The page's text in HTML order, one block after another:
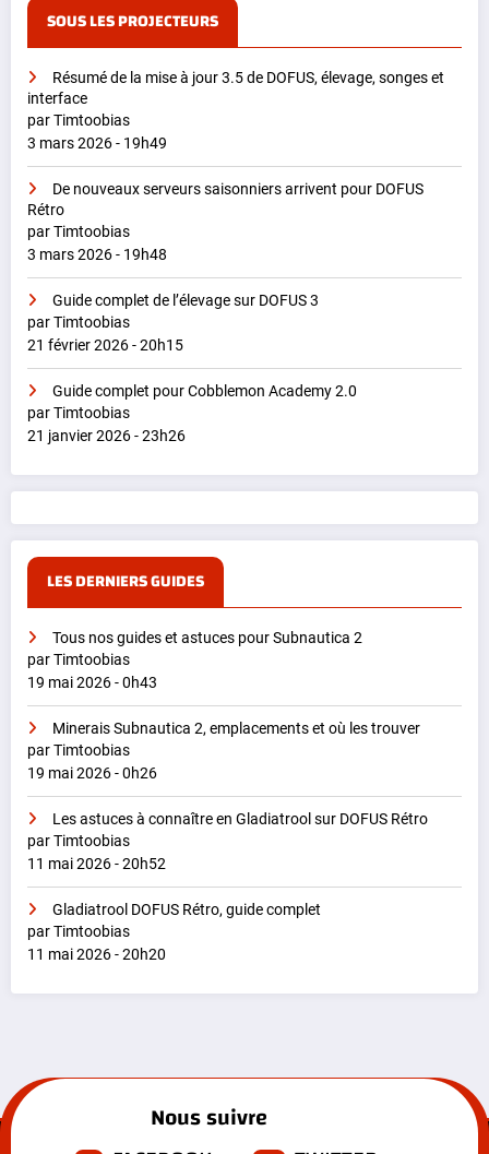
SOUS LES PROJECTEURS
Résumé de la mise à jour 3.5 de DOFUS, élevage, songes et
interface
par Timtoobias
3 mars 2026 - 19h49
De nouveaux serveurs saisonniers arrivent pour DOFUS
Rétro
par Timtoobias
3 mars 2026 - 19h48
Guide complet de l’élevage sur DOFUS 3
par Timtoobias
21 février 2026 - 20h15
Guide complet pour Cobblemon Academy 2.0
par Timtoobias
21 janvier 2026 - 23h26
LES DERNIERS GUIDES
Tous nos guides et astuces pour Subnautica 2
par Timtoobias
19 mai 2026 - 0h43
Minerais Subnautica 2, emplacements et où les trouver
par Timtoobias
19 mai 2026 - 0h26
Les astuces à connaître en Gladiatrool sur DOFUS Rétro
par Timtoobias
11 mai 2026 - 20h52
Gladiatrool DOFUS Rétro, guide complet
par Timtoobias
11 mai 2026 - 20h20
Nous suivre